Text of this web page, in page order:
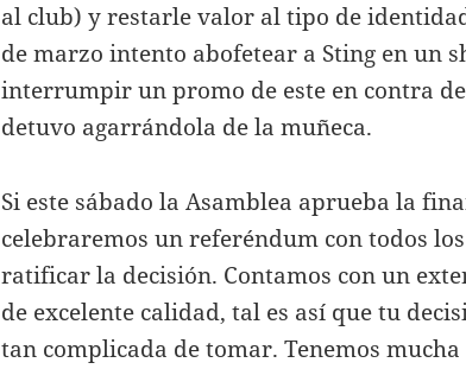
al club) y restarle valor al tipo de
de marzo intento abofetear a Sting en un
interrumpir un promo de este en contra
detuvo agarrándola de la muñeca.
Si este sábado la Asamblea aprueba la
celebraremos un referéndum con todos
ratificar la decisión. Contamos con un
de excelente calidad, tal es así que tu
tan complicada de tomar. Tenemos